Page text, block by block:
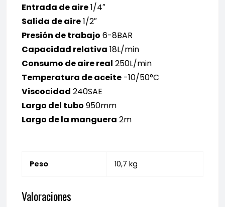
Entrada de aire1/4″
Salida de aire1/2″
Presión de trabajo 6-8BAR
Capacidad relativa 18L/min
Consumo de aire real 250L/min
Temperatura de aceite -10/50°C
Viscocidad 240SAE
Largo del tubo 950mm
Largo de la manguera 2m
Peso 10,7 kg
Valoraciones